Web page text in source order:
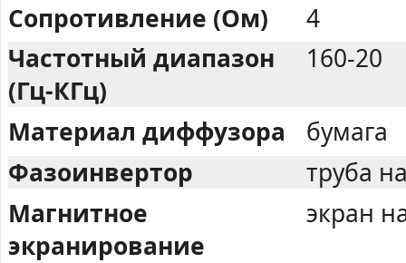
Сопротивление (Ом)
4
Частотный диапазон
(Гц-КГц)
160-20
Материал диффузора
бумага
Фазоинвертор
труба
Магнитное
экранирование
экран